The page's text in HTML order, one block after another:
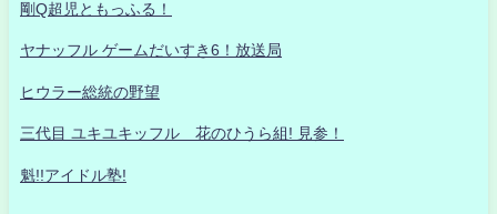
剛Q超児ともっふる！
ヤナッフル ゲームだいすき6！放送局
ヒウラー総統の野望
三代目 ユキユキッフル 花のひうら組! 見参！
魁!!アイドル塾!